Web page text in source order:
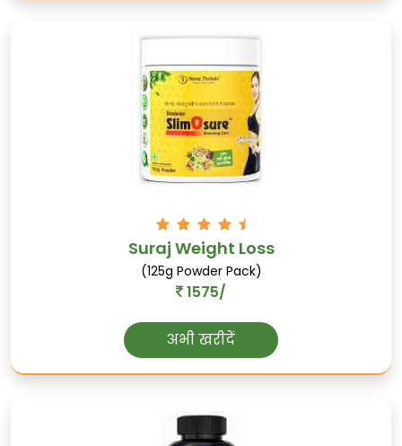
त्वचा स्वास्थ्य का समर्थन करता है।
Suraj Weight Loss
(125g Powder Pack)
1575/
अभी खरीदें